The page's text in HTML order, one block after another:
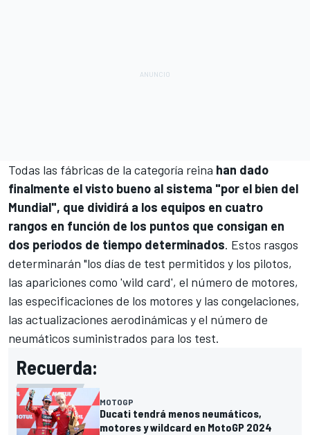
Todas las fábricas de la categoría reina han dado
finalmente el visto bueno al sistema "por el bien del
Mundial", que dividirá a los equipos en cuatro
rangos en función de los puntos que consigan en
dos periodos de tiempo determinados. Estos rasgos
determinarán "los días de test permitidos y los pilotos,
las apariciones como 'wild card', el número de motores,
las especificaciones de los motores y las congelaciones,
las actualizaciones aerodinámicas y el número de
neumáticos suministrados para los test.
Recuerda:
MOTOGP
Ducati tendrá menos neumáticos,
motores y wildcard en MotoGP 2024